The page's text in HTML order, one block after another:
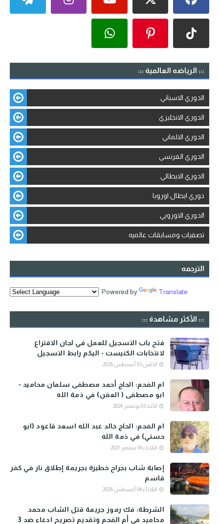
::: الرياضه العالمية :::
الدوري الاسباني
الدوري الانجليزي
الدوري الالماني
الدوري الفرنسي
الدوري الايطالي
دوري ابطال اوروبا
الدوري الاوروبي
تصفيات ومسابقات عالميه
الترجمه
Powered by Translate
::: الأكثر مشاهدة :::
فتح باب التسجيل للعمل في لجان الاقتراع
لانتخابات الكنيست - اليكم رابط التسجيل
الاثنين 03 أغسطس 2026
ام الفحم: الحاج أحمد مصطفى سلمان محاميد -
ابو مصطفى ( العفن) في ذمة الله
الأحد 03 نوفمبر 2024
ام الفحم: الحاج خالد عبد الله اسعد قاعود (ابو
حسني) في ذمة الله
الثلاثاء 14 سبتمبر 2021
إصابة شاب بجراح خطيرة بجريمة إطلاق نار في كفر
قاسم
الثلاثاء 04 أغسطس 2026
الشرطة: فك رموز جريمة قتل الشاب محمد
محاميد في أم الفحم وتقديم تصريح ادعاء ضد 3